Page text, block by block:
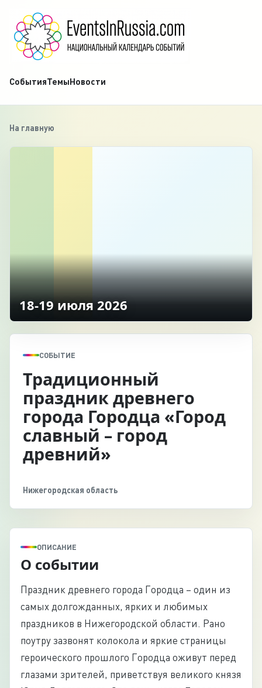
СобытияТемыНовости
На главную
‹
18-19 июля 2026
СОБЫТИЕ
Традиционный
праздник древнего
города Городца «Город
славный – город
древний»
Нижегородская область
ОПИСАНИЕ
О событии
Праздник древнего города Городца – один из
самых долгожданных, ярких и любимых
праздников в Нижегородской области. Рано
поутру зазвонят колокола и яркие страницы
героического прошлого Городца оживут перед
глазами зрителей, приветствуя великого князя